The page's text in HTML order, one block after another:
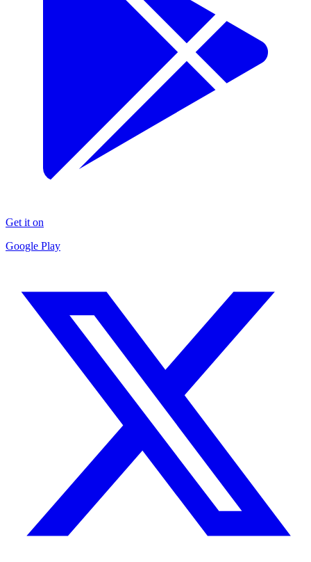
Get it on
Google Play